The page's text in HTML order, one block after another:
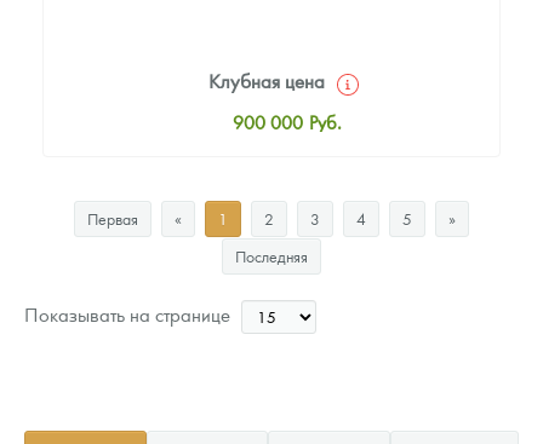
Клубная цена
900 000 Руб.
904 000 Руб.
Цена выкупа
Звоните
Первая « 1 2 3 4 5
»
Последняя
Показывать на странице